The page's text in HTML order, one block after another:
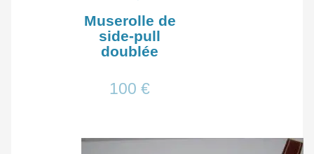
Muserolle de
side-pull
doublée
100€